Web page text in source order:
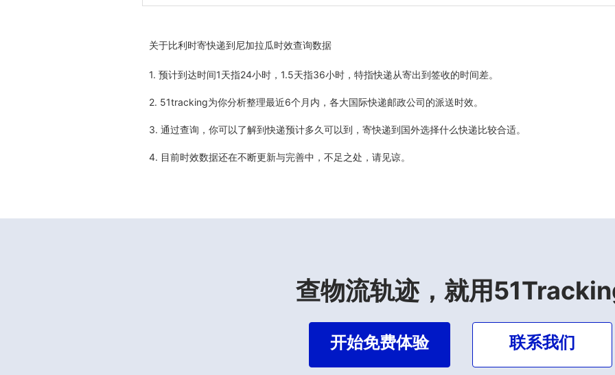
关于比利时寄快递到尼加拉瓜时效查询数据
1. 预计到达时间1天指24小时，1.5天指36小时，特指快递从寄出到签收的时间差。
2. 51tracking为你分析整理最近6个月内，各大国际快递邮政公司的派送时效。
3. 通过查询，你可以了解到快递预计多久可以到，寄快递到国外选择什么快递比较合适。
4. 目前时效数据还在不断更新与完善中，不足之处，请见谅。
查物流轨迹，就用
开始免费体验 联系我们